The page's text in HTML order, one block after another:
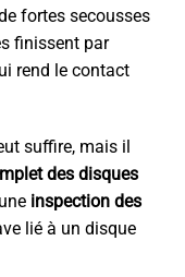
fortes secousses
finissent par
rend le contact
suffire, mais il
des disques
inspection des
lié à un disque